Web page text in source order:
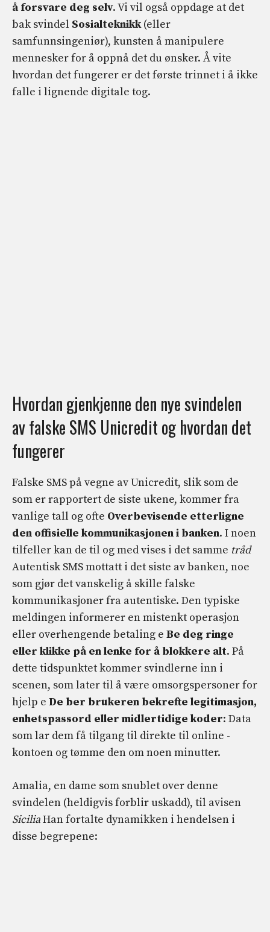
å forsvare deg selv. Vi vil også oppdage at det
bak svindel Sosialteknikk(eller
samfunnsingeniør), kunsten å manipulere
mennesker for å oppnå det du ønsker. Å vite
hvordan det fungerer er det første trinnet i å ikke
falle i lignende digitale tog.
Hvordan gjenkjenne den nye svindelen
av falske SMS Unicredit og hvordan det
fungerer
Falske SMS på vegne av Unicredit, slik som de
som er rapportert de siste ukene, kommer fra
vanlige tall og ofte Overbevisende etterligne
den offisielle kommunikasjonen i banken. I noen
tilfeller kan de til og med vises i det samme tråd
Autentisk SMS mottatt i det siste av banken, noe
som gjør det vanskelig å skille falske
kommunikasjoner fra autentiske. Den typiske
meldingen informerer en mistenkt operasjon
eller overhengende betaling e Be deg ringe
eller klikke på en lenke for å blokkere alt. På
dette tidspunktet kommer svindlerne inn i
scenen, som later til å være omsorgspersoner for
hjelp e De ber brukeren bekrefte legitimasjon,
enhetspassord eller midlertidige koder: Data
som lar dem få tilgang til direkte til online -
kontoen og tømme den om noen minutter.
Amalia, en dame som snublet over denne
svindelen (heldigvis forblir uskadd), til avisen
SiciliaHan fortalte dynamikken i hendelsen i
disse begrepene: